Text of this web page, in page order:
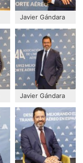
Javier Gándara
Javier Gándara